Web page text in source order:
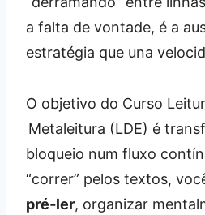
a falta de vontade, é a
estratégia que una
O objetivo do Curso
Metaleitura (LDE) é
bloqueio num fluxo
“correr” pelos textos,
pré‑ler, organizar